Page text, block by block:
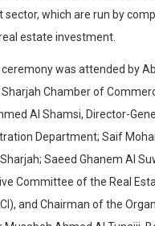
sector, which are run by
estate investment.
was attended by
Chamber of
Al Shamsi, Director-
Department; Saif
Saeed Ghanem Al
Committee of the Real
and Chairman of the